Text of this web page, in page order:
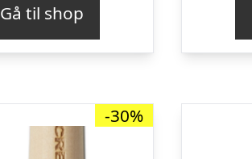
var:
kr. 109,00.kr. 76,30.
Gå til shop
-30%